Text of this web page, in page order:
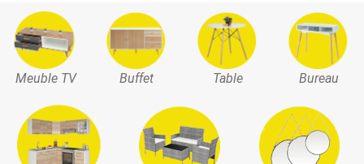
Meuble TV Buffet Table Bureau